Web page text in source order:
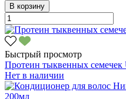
В корзину
Быстрый просмотр
Протеин тыквенных семечек
Нет в наличии